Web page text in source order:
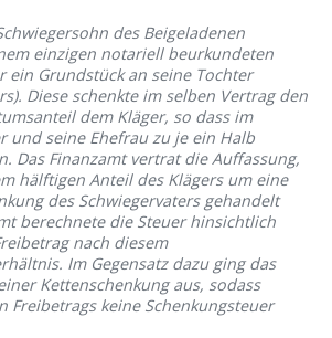
des Beigeladenen
einzigen notariell beurkundeten
ein Grundstück an seine Tochter
Diese schenkte im selben Vertrag den
dem Kläger, so dass im
und seine Ehefrau zu je ein Halb
Das Finanzamt vertrat die Auffassung,
hälftigen Anteil des Klägers um eine
des Schwiegervaters gehandelt
berechnete die Steuer hinsichtlich
nach diesem
Im Gegensatz dazu ging das
Kettenschenkung aus, sodass
Freibetrags keine Schenkungsteuer